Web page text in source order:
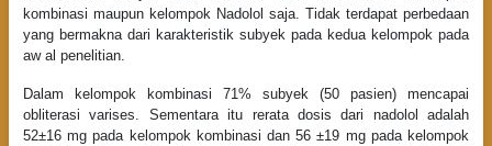
kombinasi maupun kelompok Nadolol saja. Tidak terdapat perbedaan
yang bermakna dari karakteristik subyek pada kedua kelompok pada
aw al penelitian.
Dalam kelompok kombinasi 71% subyek (50 pasien) mencapai
obliterasi varises. Sementara itu rerata dosis dari nadolol adalah
52±16 mg pada kelompok kombinasi dan 56 ±19 mg pada kelompok